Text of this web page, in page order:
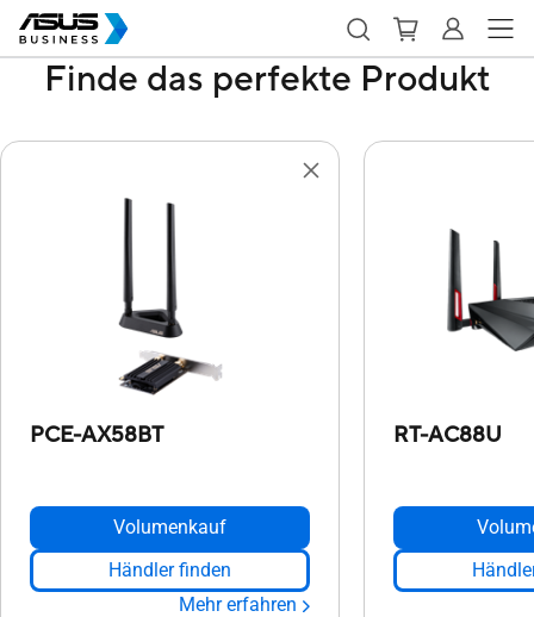
Finde das perfekte Produkt
PCE-AX58BT
Volumenkauf
Händler finden
Mehr erfahren
RT-AC88U